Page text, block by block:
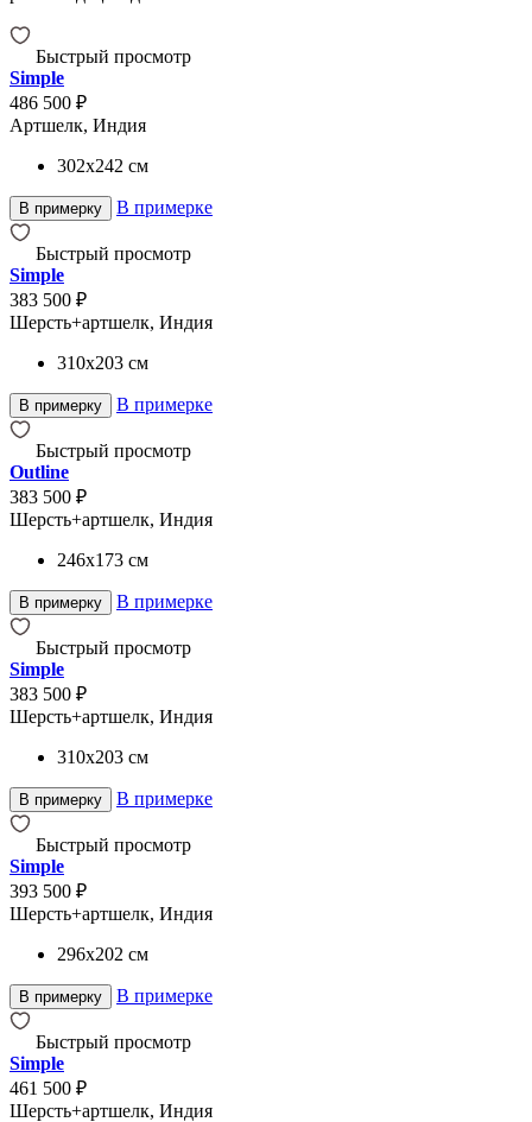
Быстрый просмотр
Simple
486 500 ₽
Артшелк, Индия
302x242 см
В примерку В примерке
Быстрый просмотр
Simple
383 500 ₽
Шерсть+артшелк, Индия
310x203 см
В примерку В примерке
Быстрый просмотр
Outline
383 500 ₽
Шерсть+артшелк, Индия
246x173 см
В примерку В примерке
Быстрый просмотр
Simple
383 500 ₽
Шерсть+артшелк, Индия
310x203 см
В примерку В примерке
Быстрый просмотр
Simple
393 500 ₽
Шерсть+артшелк, Индия
296x202 см
В примерку В примерке
Быстрый просмотр
Simple
461 500 ₽
Шерсть+артшелк, Индия